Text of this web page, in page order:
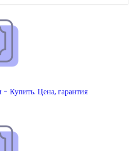
Купить. Цена, гарантия